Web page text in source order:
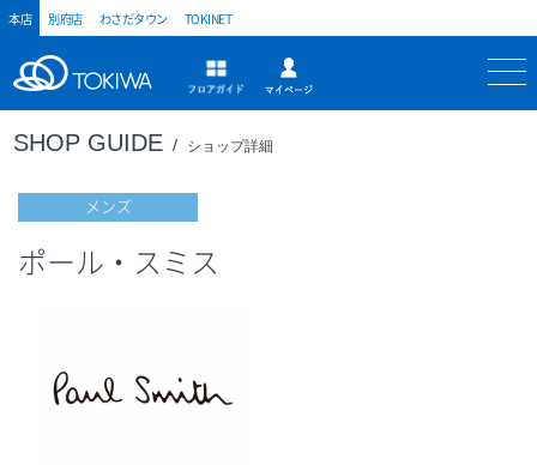
本店 別府店 わさだタウン TOKINET
トキハ フロアガイド
SHOP GUIDE ショップ詳細
ポール・スミス
メンズ